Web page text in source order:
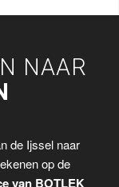
NAAR
de Ijssel naar
op de
van BOTLEK